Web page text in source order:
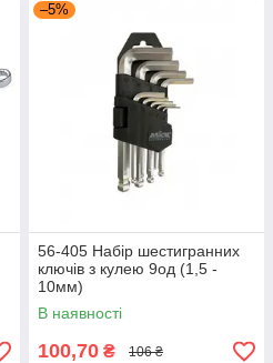
–5%
56-405 Набір шестигранних
ключів з кулею 9од (1,5 -
10мм)
В наявності
100,70 ₴ 106 ₴